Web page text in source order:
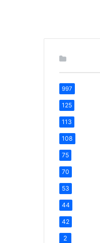
997
125
113
108
75
70
53
44
42
2